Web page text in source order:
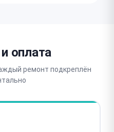
оплата
ремонт подкреплён